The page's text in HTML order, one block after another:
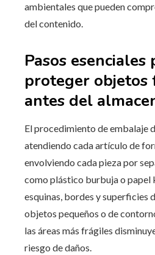
ambientales que pueden
del contenido.
Pasos esenciales
proteger objetos
antes del
El procedimiento de embalaje
atendiendo cada artículo de
envolviendo cada pieza por
como plástico burbuja o
esquinas, bordes y superficies
objetos pequeños o de
las áreas más frágiles
riesgo de daños.